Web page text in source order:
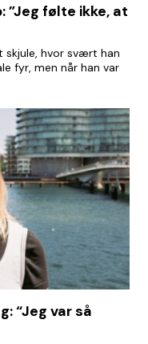
følte ikke, at
skjule, hvor svært han
fyr, men når han var
“Jeg var så